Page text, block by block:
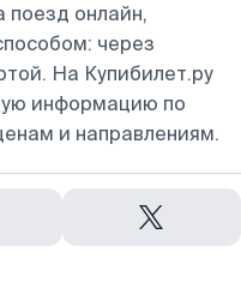
поезд онлайн,
через
На Купибилет.ру
информацию по
и направлениям.